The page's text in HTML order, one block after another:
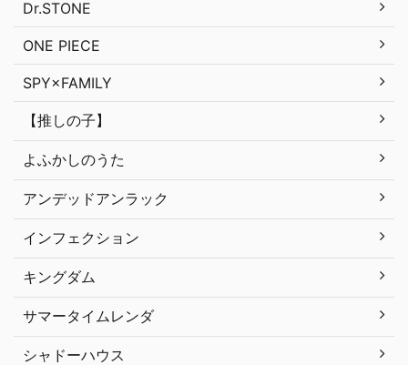
Dr.STONE
ONE PIECE
SPY×FAMILY
【推しの子】
よふかしのうた
アンデッドアンラック
インフェクション
キングダム
サマータイムレンダ
シャドーハウス